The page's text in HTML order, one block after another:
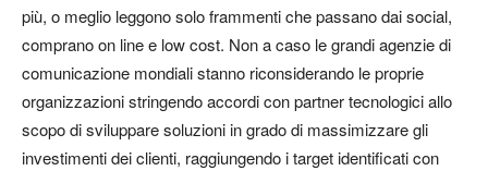
più, o meglio leggono solo frammenti che passano daisocial,
comprano on line e low cost. Non a caso le grandi agenzie di
comunicazione mondiali stanno riconsiderando le proprie
organizzazioni stringendo accordi con partner tecnologici allo
scopo di sviluppare soluzioni in grado di massimizzare gli
investimenti dei clienti, raggiungendo i target identificati con